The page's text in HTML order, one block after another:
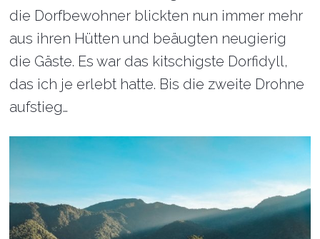
die Dorfbewohner blickten nun immer mehr
aus ihren Hütten und beäugten neugierig
die Gäste. Es war das kitschigste Dorfidyll,
das ich je erlebt hatte. Bis die zweite Drohne
aufstieg…